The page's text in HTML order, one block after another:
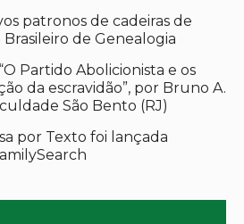
patronos de cadeiras de
de Genealogia
Partido Abolicionista e os
da escravidão”, por Bruno A.
São Bento (RJ)
por Texto foi lançada